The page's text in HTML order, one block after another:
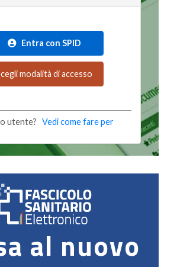
Entra con SPID
modalità di accesso
utente? Vedi come fare per
al nuovo